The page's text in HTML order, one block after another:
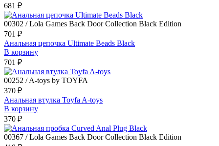
681 ₽
00302 / Lola Games Back Door Collection Black Edition
701 ₽
Анальная цепочка Ultimate Beads Black
В корзину
701 ₽
00252 / A-toys by TOYFA
370 ₽
Анальная втулка Toyfa A-toys
В корзину
370 ₽
00367 / Lola Games Back Door Collection Black Edition